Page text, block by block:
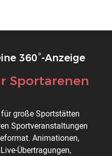
360°-Anzeige
Sportarenen
große Sportstätten
Sportveranstaltungen
Animationen,
Übertragungen,